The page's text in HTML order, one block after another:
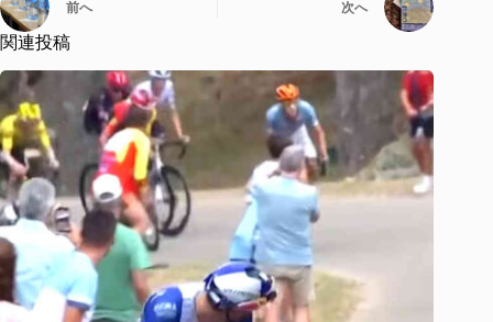
前へ 次へ
関連投稿